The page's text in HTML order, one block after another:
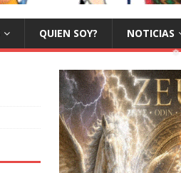
❅
❅
QUIEN SOY? NOTICIAS